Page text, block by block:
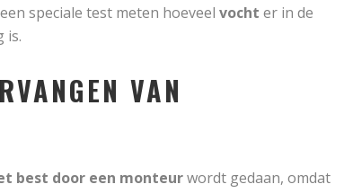
speciale test meten hoeveel vocht er in de
is.
VAN
best door een monteurwordt gedaan, omdat